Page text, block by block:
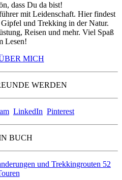
dass Du da bist!
mit Leidenschaft. Hier findest
und Trekking in der Natur.
Reisen und mehr. Viel Spaß
Lesen!
MICH
WERDEN
LinkedIn Pinterest
BUCH